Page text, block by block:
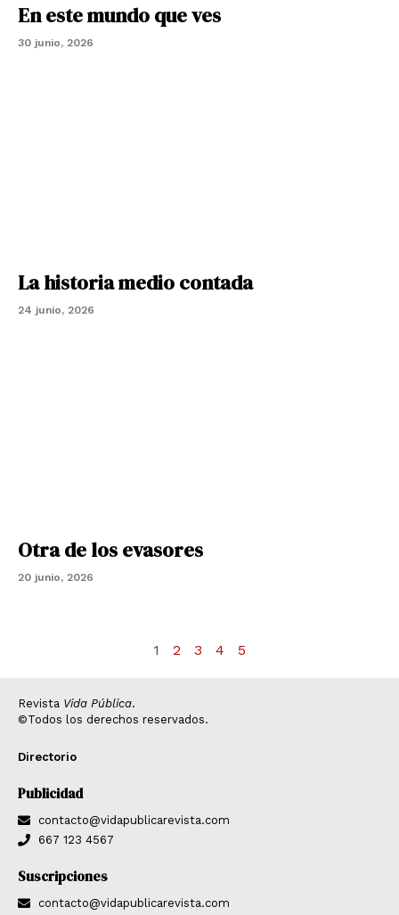
En este mundo que ves
30 junio, 2026
La historia medio contada
24 junio, 2026
Otra de los evasores
20 junio, 2026
1 2 3 4 5
Revista Vida Pública.
©Todos los derechos reservados.
Directorio
Publicidad
contacto@vidapublicarevista.com
667 123 4567
Suscripciones
contacto@vidapublicarevista.com